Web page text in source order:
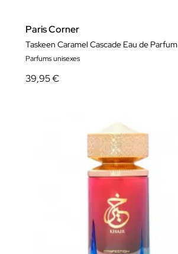
Paris Corner
Taskeen Caramel Cascade Eau de Parfum
Parfums unisexes
39,95 €